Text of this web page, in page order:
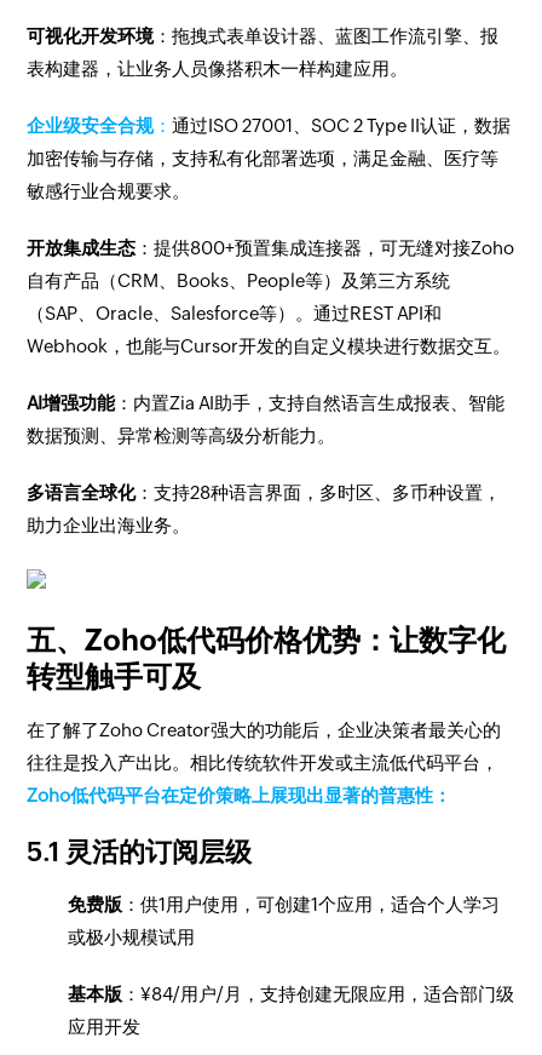
可视化开发环境：拖拽式表单设计器、蓝图工作流引擎、报
表构建器，让业务人员像搭积木一样构建应用。
企业级安全合规：通过ISO 27001、SOC 2 Type II认证，数据
加密传输与存储，支持私有化部署选项，满足金融、医疗等
敏感行业合规要求。
开放集成生态 ：提供800+预置集成连接器，可无缝对接Zoho
自有产品（CRM、Books、People等）及第三方系统
（SAP、Oracle、Salesforce等）。通过REST API和
Webhook，也能与Cursor开发的自定义模块进行数据交互。
AI增强功能：内置Zia AI助手，支持自然语言生成报表、智能
数据预测、异常检测等高级分析能力。
多语言全球化：支持28种语言界面，多时区、多币种设置，
助力企业出海业务。
五、Zoho低代码价格优势：让数字化
转型触手可及
在了解了Zoho Creator强大的功能后，企业决策者最关心的
往往是投入产出比。相比传统软件开发或主流低代码平台，
Zoho低代码平台在定价策略上展现出显著的普惠性：
5.1 灵活的订阅层级
免费版 ：供1用户使用，可创建1个应用，适合个人学习
或极小规模试用
基本版 ：¥84/用户/月，支持创建无限应用，适合部门级
应用开发